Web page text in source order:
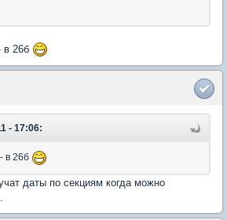
в 26б
- 17:06:
в 26б
даты по секциям когда можно